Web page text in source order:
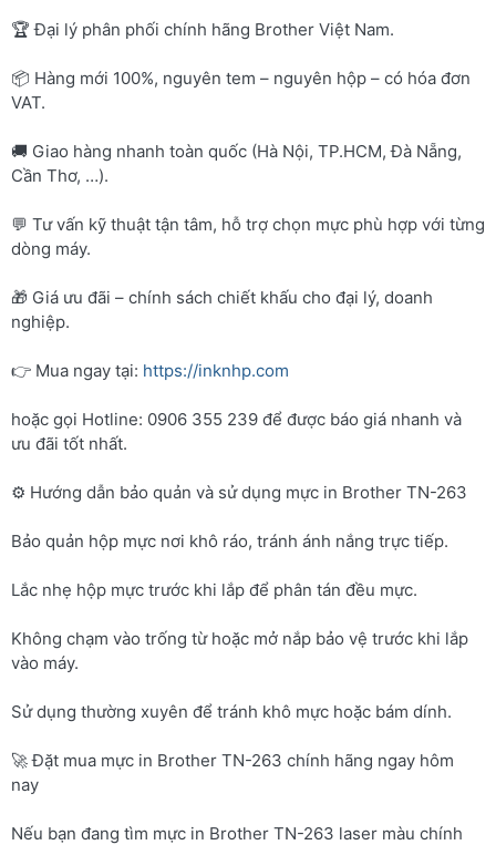
🏆 Đại lý phân phối chính hãng Brother Việt Nam.
📦 Hàng mới 100%, nguyên tem – nguyên hộp – có hóa đơn
VAT.
🚚 Giao hàng nhanh toàn quốc (Hà Nội, TP.HCM, Đà Nẵng,
Cần Thơ, …).
💬 Tư vấn kỹ thuật tận tâm, hỗ trợ chọn mực phù hợp với từng
dòng máy.
🎁 Giá ưu đãi – chính sách chiết khấu cho đại lý, doanh
nghiệp.
👉 Mua ngay tại: https://inknhp.com
hoặc gọi Hotline: 0906 355 239 để được báo giá nhanh và
ưu đãi tốt nhất.
⚙️ Hướng dẫn bảo quản và sử dụng mực in Brother TN-263
Bảo quản hộp mực nơi khô ráo, tránh ánh nắng trực tiếp.
Lắc nhẹ hộp mực trước khi lắp để phân tán đều mực.
Không chạm vào trống từ hoặc mở nắp bảo vệ trước khi lắp
vào máy.
Sử dụng thường xuyên để tránh khô mực hoặc bám dính.
🚀 Đặt mua mực in Brother TN-263 chính hãng ngay hôm
nay
Nếu bạn đang tìm mực in Brother TN-263 laser màu chính